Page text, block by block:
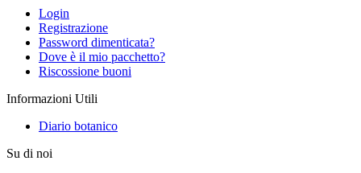
Login
Registrazione
Password dimenticata?
Dove è il mio pacchetto?
Riscossione buoni
Informazioni Utili
Diario botanico
Su di noi